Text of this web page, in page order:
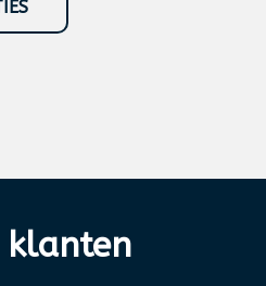
klanten